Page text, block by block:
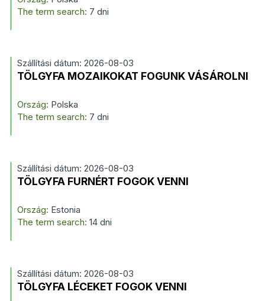
The term search: 7 dni
Szállítási dátum: 2026-08-03
TÖLGYFA MOZAIKOKAT FOGUNK VÁSÁROLNI
Ország: Polska
The term search: 7 dni
Szállítási dátum: 2026-08-03
TÖLGYFA FURNÉRT FOGOK VENNI
Ország: Estonia
The term search: 14 dni
Szállítási dátum: 2026-08-03
TÖLGYFA LÉCEKET FOGOK VENNI